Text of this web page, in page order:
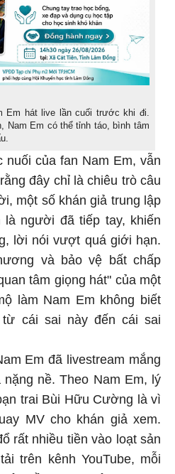
Em hát live lần cuối trước khi đi.
Nam Em có thể tỉnh táo, bình tâm
nuối của fan Nam Em, vẫn
đây chỉ là chiêu trò câu
một số khán giả trung lập
người đã tiếp tay, khiến
lời nói vượt quá giới hạn.
và bảo vệ bất chấp
tâm giọng hát" của một
làm Nam Em không biết
cái sai này đến cái sai
Em đã livestream mắng
nề. Theo Nam Em, lý
trai Bùi Hữu Cường là vì
MV cho khán giả xem.
rất nhiều tiền vào loạt sản
trên kênh YouTube, mỗi